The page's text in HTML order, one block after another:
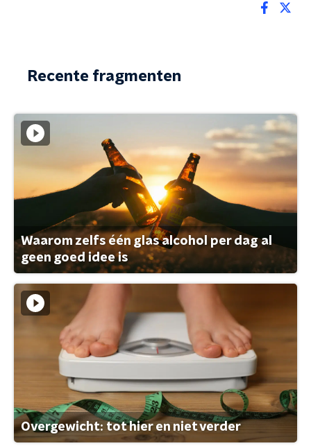
Recente fragmenten
Waarom zelfs één glas alcohol per dag al
geen goed idee is
Overgewicht: tot hier en niet verder